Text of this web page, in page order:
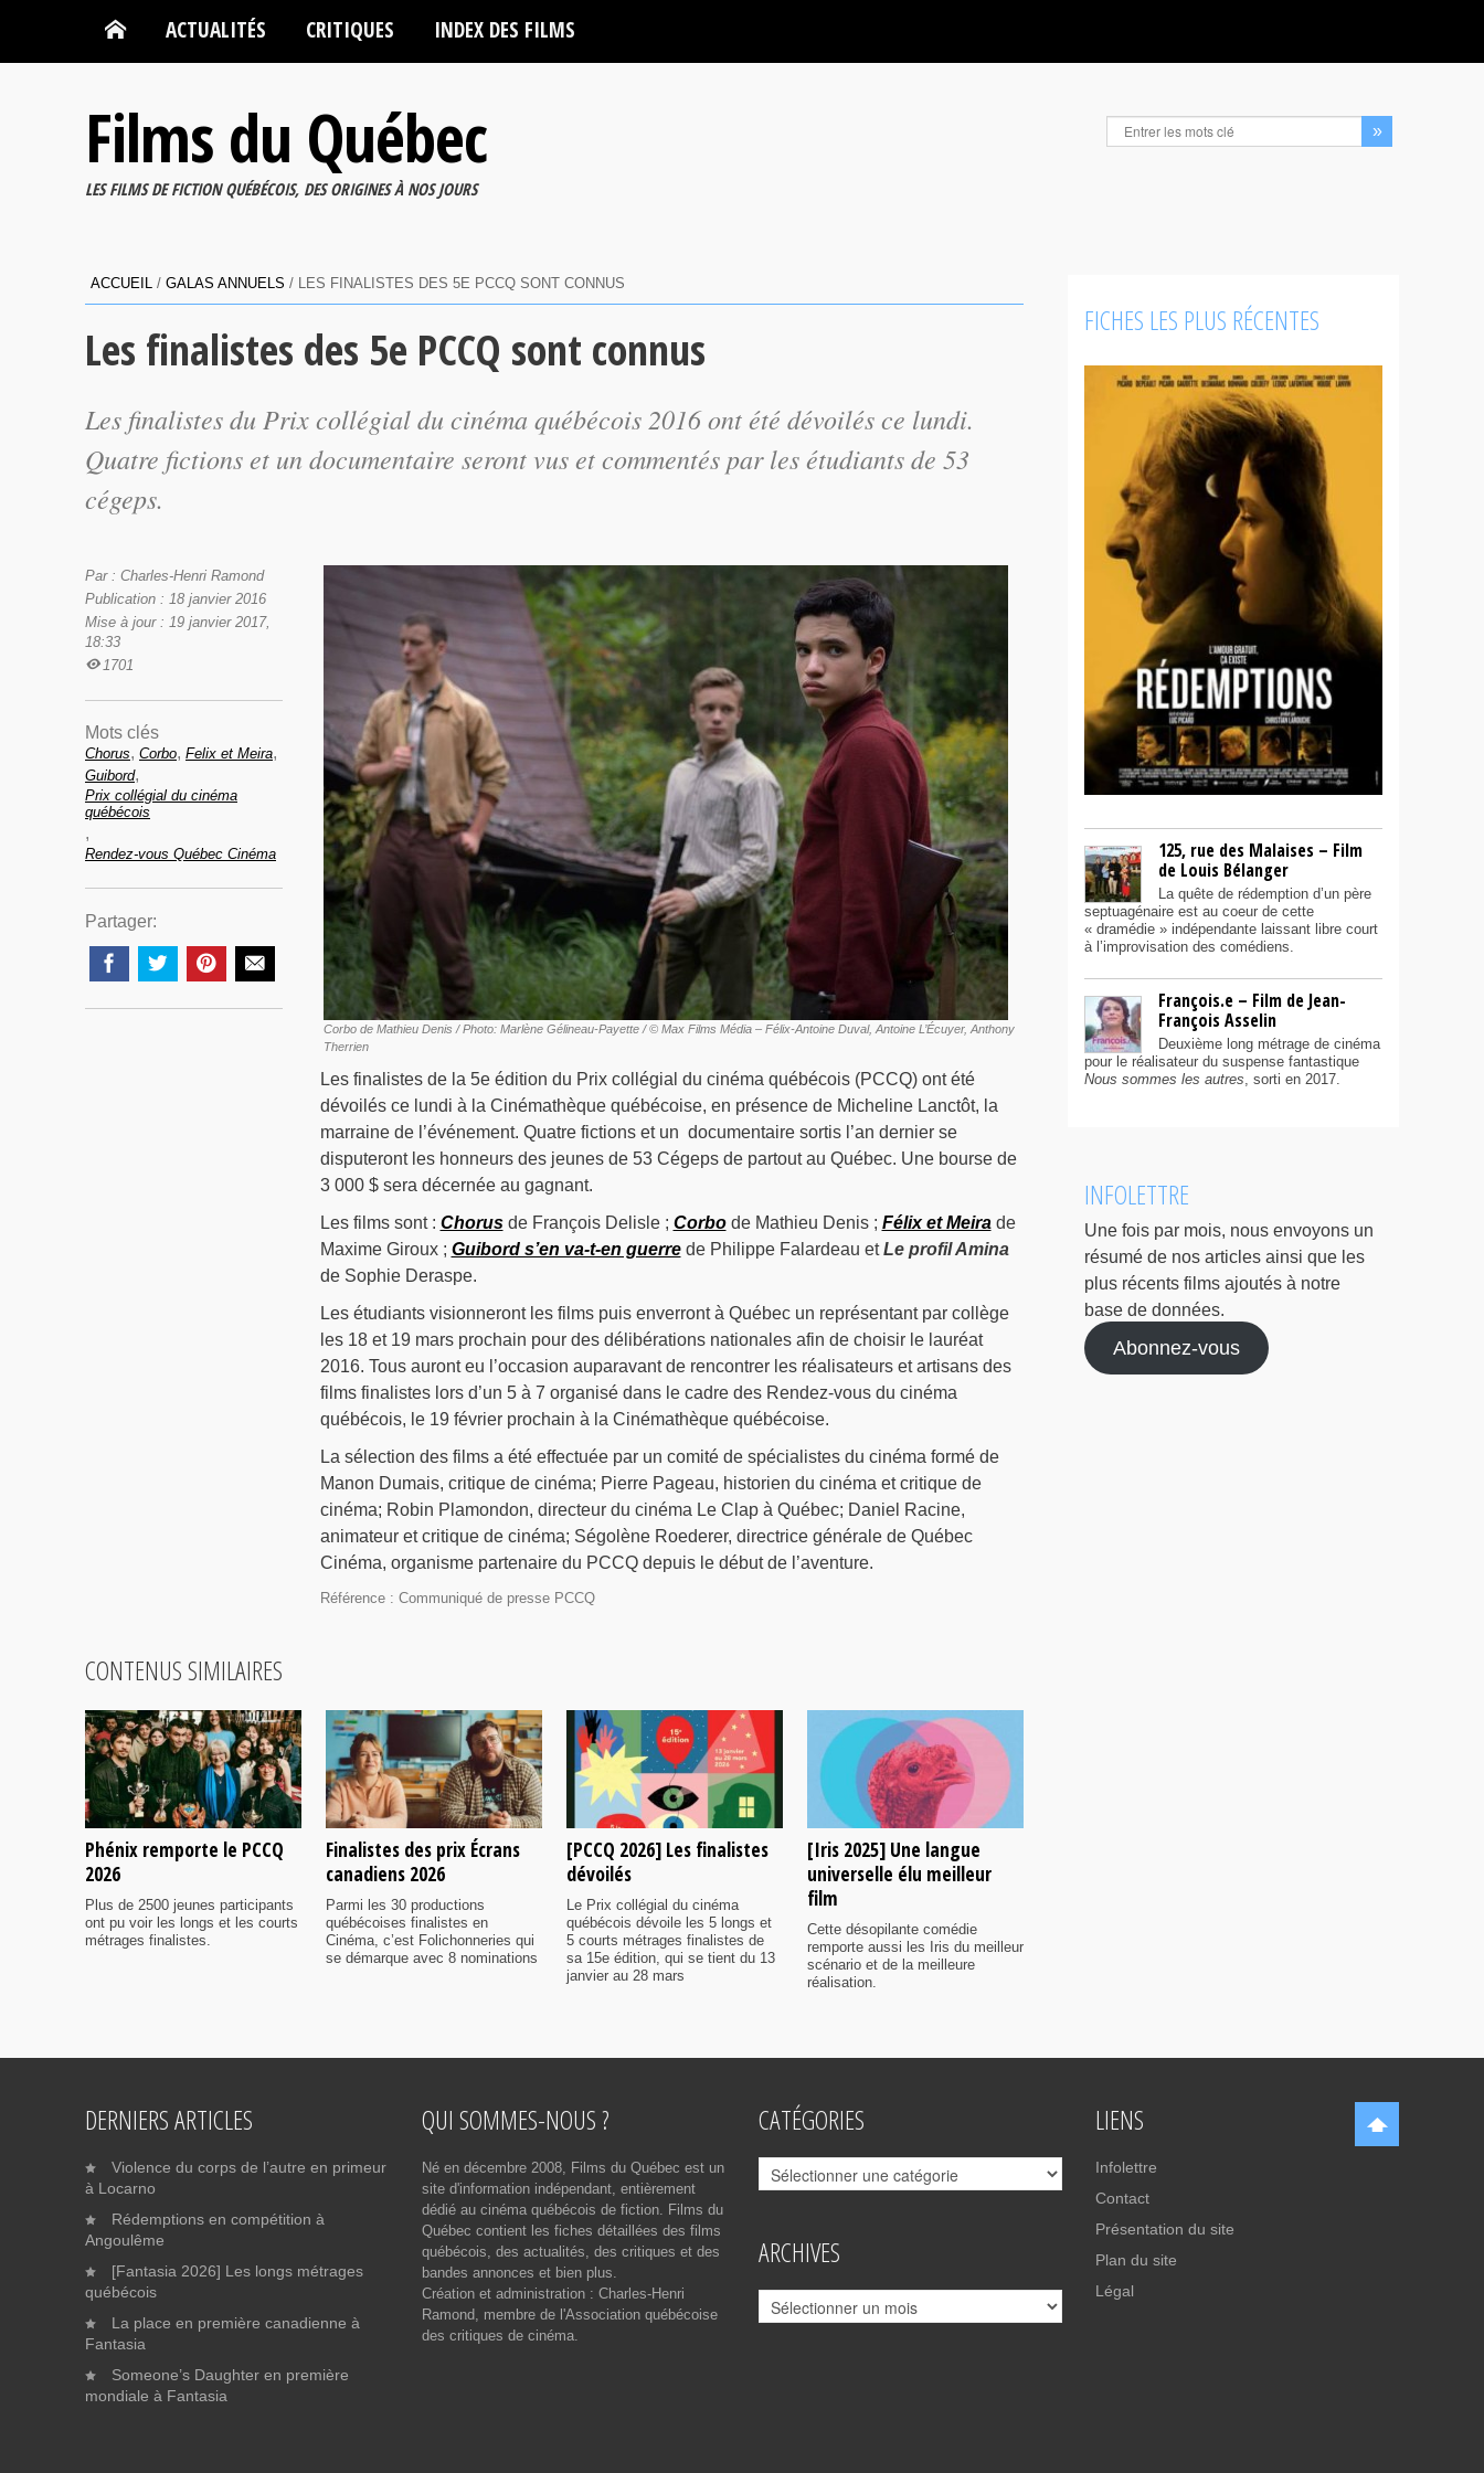
ACTUALITÉS CRITIQUES INDEX DES FILMS
Films du Québec
LES FILMS DE FICTION QUÉBÉCOIS, DES ORIGINES À NOS JOURS
ACCUEIL / GALAS ANNUELS / LES FINALISTES DES 5E PCCQ SONT CONNUS
Les finalistes des 5e PCCQ sont connus
Les finalistes du Prix collégial du cinéma québécois 2016 ont été dévoilés ce lundi.
Quatre fictions et un documentaire seront vus et commentés par les étudiants de 53
cégeps.
Corbo de Mathieu Denis / Photo: Marlène Gélineau-Payette / © Max Films Média – Félix-Antoine Duval, Antoine L’Écuyer, Anthony
Therrien
Les finalistes de la 5e édition du Prix collégial du cinéma québécois (PCCQ) ont été
dévoilés ce lundi à la Cinémathèque québécoise, en présence de Micheline Lanctôt, la
marraine de l’événement. Quatre fictions et un documentaire sortis l’an dernier se
disputeront les honneurs des jeunes de 53 Cégeps de partout au Québec. Une bourse de
3 000 $ sera décernée au gagnant.
Les films sont : Chorusde François Delisle ; Corbode Mathieu Denis ; Félix et Meirade
Maxime Giroux ; Guibord s’en va-t-en guerrede Philippe Falardeau etLe profil Amina
de Sophie Deraspe.
Les étudiants visionneront les films puis enverront à Québec un représentant par collège
les 18 et 19 mars prochain pour des délibérations nationales afin de choisir le lauréat
2016. Tous auront eu l’occasion auparavant de rencontrer les réalisateurs et artisans des
films finalistes lors d’un 5 à 7 organisé dans le cadre des Rendez-vous du cinéma
québécois, le 19 février prochain à la Cinémathèque québécoise.
La sélection des films a été effectuée par un comité de spécialistes du cinéma formé de
Manon Dumais, critique de cinéma; Pierre Pageau, historien du cinéma et critique de
cinéma; Robin Plamondon, directeur du cinéma Le Clap à Québec; Daniel Racine,
animateur et critique de cinéma; Ségolène Roederer, directrice générale de Québec
Cinéma, organisme partenaire du PCCQ depuis le début de l’aventure.
Référence : Communiqué de presse PCCQ
Par : Charles-Henri Ramond
Publication : 18 janvier 2016
Mise à jour : 19 janvier 2017,
18:33
1701
Mots clés
Chorus, Corbo, Felix et Meira,
Guibord,
Prix collégial du cinéma
québécois
,
Rendez-vous Québec Cinéma
Partager:
CONTENUS SIMILAIRES
Phénix remporte le PCCQ
2026
Plus de 2500 jeunes participants
ont pu voir les longs et les courts
métrages finalistes.
Finalistes des prix Écrans
canadiens 2026
Parmi les 30 productions
québécoises finalistes en
Cinéma, c’est Folichonneries qui
se démarque avec 8 nominations
[PCCQ 2026] Les finalistes
dévoilés
Le Prix collégial du cinéma
québécois dévoile les 5 longs et
5 courts métrages finalistes de
sa 15e édition, qui se tient du 13
janvier au 28 mars
[Iris 2025] Une langue
universelle élu meilleur
film
Cette désopilante comédie
remporte aussi les Iris du meilleur
scénario et de la meilleure
réalisation.
FICHES LES PLUS RÉCENTES
125, rue des Malaises – Film
de Louis Bélanger
La quête de rédemption d’un père
septuagénaire est au coeur de cette
« dramédie » indépendante laissant libre court
à l’improvisation des comédiens.
François.e – Film de Jean-
François Asselin
Deuxième long métrage de cinéma
pour le réalisateur du suspense fantastique
Nous sommes les autres, sorti en 2017.
INFOLETTRE
Une fois par mois, nous envoyons un
résumé de nos articles ainsi que les
plus récents films ajoutés à notre
base de données.
Abonnez-vous
DERNIERS ARTICLES
Violence du corps de l’autre en primeur
à Locarno
Rédemptions en compétition à
Angoulême
[Fantasia 2026] Les longs métrages
québécois
La place en première canadienne à
Fantasia
Someone’s Daughter en première
mondiale à Fantasia
QUI SOMMES-NOUS ?
Né en décembre 2008, Films du Québec est un
site d'information indépendant, entièrement
dédié au cinéma québécois de fiction. Films du
Québec contient les fiches détaillées des films
québécois, des actualités, des critiques et des
bandes annonces et bien plus.
Création et administration : Charles-Henri
Ramond, membre de l'Association québécoise
des critiques de cinéma.
CATÉGORIES
Catégories
ARCHIVES
Archives
LIENS
Infolettre
Contact
Présentation du site
Plan du site
Légal